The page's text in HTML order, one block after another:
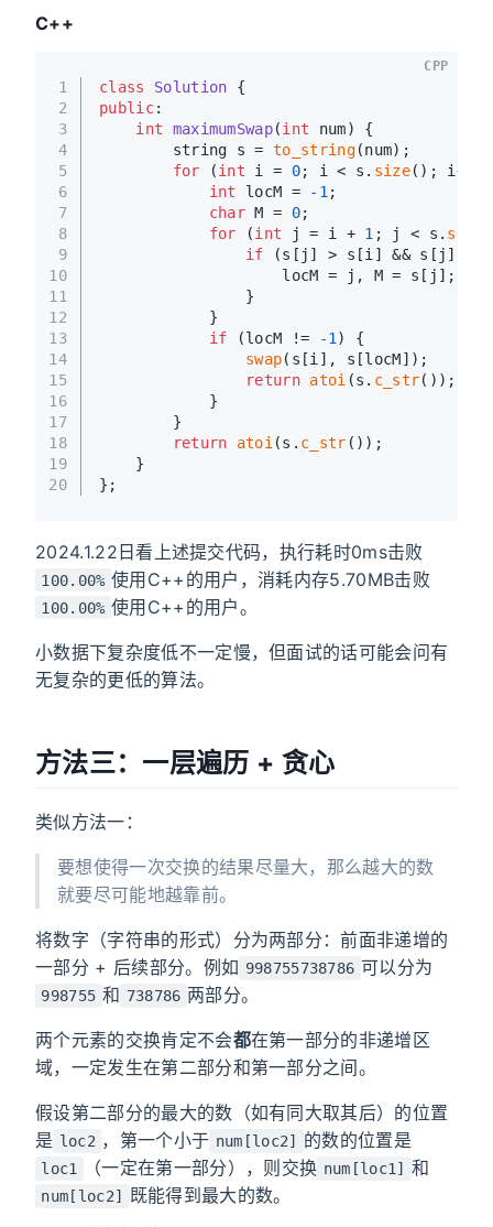
C++
1
2
3
4
5
6
7
8
9
10
11
12
13
14
15
16
17
18
19
20
class Solution {
public:
int
maximumSwap(int num)
{
        string s =
to_string(num);
for (int i = 0; i < s. size(); i++)
int
locM = -1 ;
char M = 0;
for (int j = i + 1 ; j < s. size
if (s[j] > s[i] && s[j] >=
                    locM = j, M = s[j];
                }
            }
if (locM != -1 ) {
swap(s[i], s[locM]);
return atoi (s. c_str());
            }
        }
return
atoi (s. c_str ());
    }
};
CPP
2024.1.22日看上述提交代码，执行耗时0ms击败
100.00% 使用C++的用户，消耗内存5.70MB击败
100.00% 使用C++的用户。
小数据下复杂度低不一定慢，但面试的话可能会问有
无复杂的更低的算法。
方法三：一层遍历 + 贪心
类似方法一：
要想使得一次交换的结果尽量大，那么越大的数
就要尽可能地越靠前。
将数字（字符串的形式）分为两部分：前面非递增的
一部分 + 后续部分。例如 998755738786 可以分为
998755 和 738786 两部分。
两个元素的交换肯定不会都在第一部分的非递增区
域，一定发生在第二部分和第一部分之间。
假设第二部分的最大的数（如有同大取其后）的位置
是 loc2 ，第一个小于 num[loc2] 的数的位置是
loc1 （一定在第一部分），则交换 num[loc1] 和
num[loc2] 既能得到最大的数。